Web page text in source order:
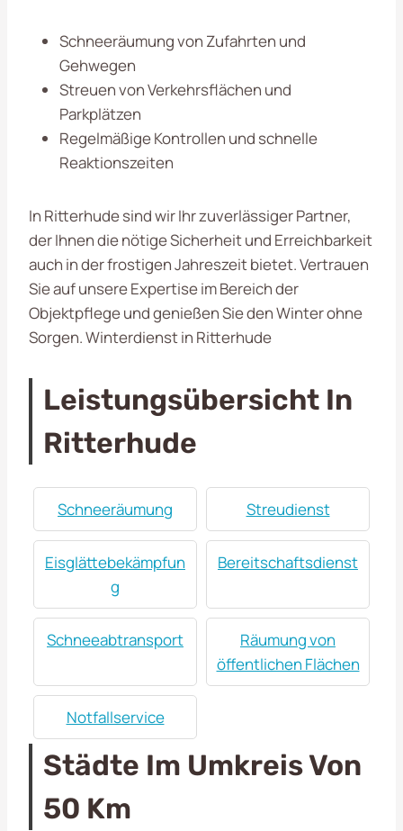
Schneeräumung von Zufahrten und
Gehwegen
Streuen von Verkehrsflächen und
Parkplätzen
Regelmäßige Kontrollen und schnelle
Reaktionszeiten
In Ritterhude sind wir Ihr zuverlässiger Partner,
der Ihnen die nötige Sicherheit und Erreichbarkeit
auch in der frostigen Jahreszeit bietet. Vertrauen
Sie auf unsere Expertise im Bereich der
Objektpflege und genießen Sie den Winter ohne
Sorgen. Winterdienst in Ritterhude
Leistungsübersicht In
Ritterhude
Schneeräumung Streudienst
Eisglättebekämpfun
g
Bereitschaftsdienst
Schneeabtransport
Räumung von
öffentlichen Flächen
Notfallservice
Städte Im Umkreis Von
50 Km